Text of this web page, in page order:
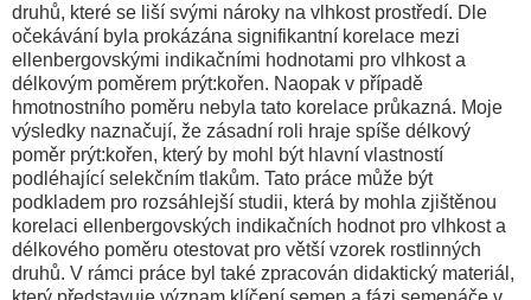
druhů, které se liší svými nároky na vlhkost prostředí. Dle
očekávání byla prokázána signifikantní korelace mezi
ellenbergovskými indikačními hodnotami pro vlhkost a
délkovým poměrem prýt:kořen. Naopak v případě
hmotnostního poměru nebyla tato korelace průkazná. Moje
výsledky naznačují, že zásadní roli hraje spíše délkový
poměr prýt:kořen, který by mohl být hlavní vlastností
podléhající selekčním tlakům. Tato práce může být
podkladem pro rozsáhlejší studii, která by mohla zjištěnou
korelaci ellenbergovských indikačních hodnot pro vlhkost a
délkového poměru otestovat pro větší vzorek rostlinných
druhů. V rámci práce byl také zpracován didaktický materiál,